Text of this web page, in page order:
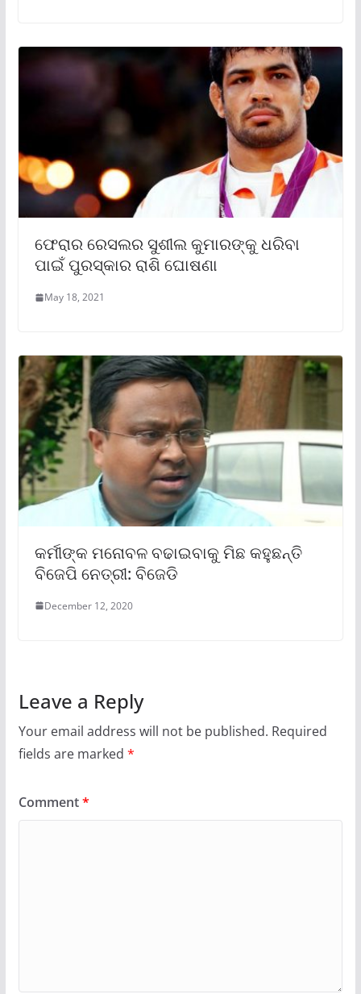
ଫେରାର ରେସଲର ସୁଶୀଲ କୁମାରଙ୍କୁ ଧରିବା
ପାଇଁ ପୁରସ୍କାର ରାଶି ଘୋଷଣା
May 18, 2021
କର୍ମୀଙ୍କ ମନୋବଳ ବଢାଇବାକୁ ମିଛ କହୁଛନ୍ତି
ବିଜେପି ନେତ୍ରୀ: ବିଜେଡି
December 12, 2020
Leave a Reply
Your email address will not be published. Required
fields are marked *
Comment*